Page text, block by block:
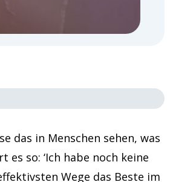
das in Menschen sehen, was
so: ‘Ich habe noch keine
Wege das Beste im